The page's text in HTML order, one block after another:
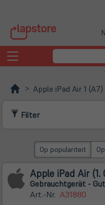
Toggle
navigation
Apple iPad Air 1 (A7)
Filter
Op populariteit
Apple iPad Air (1.
Gebrauchtgerät - Gut
Art.-Nr. A31880